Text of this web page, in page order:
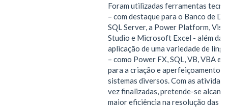
Foram utilizadas ferramentas
– com destaque para o Banco de
SQL Server, a Power Platform,
Studio e Microsoft Excel - além da
aplicação de uma variedade de
– como Power FX, SQL, VB, VBA e
para a criação e aperfeiçoamento
sistemas diversos. Com as
vez finalizadas, pretende-se
maior eficiência na resolução das